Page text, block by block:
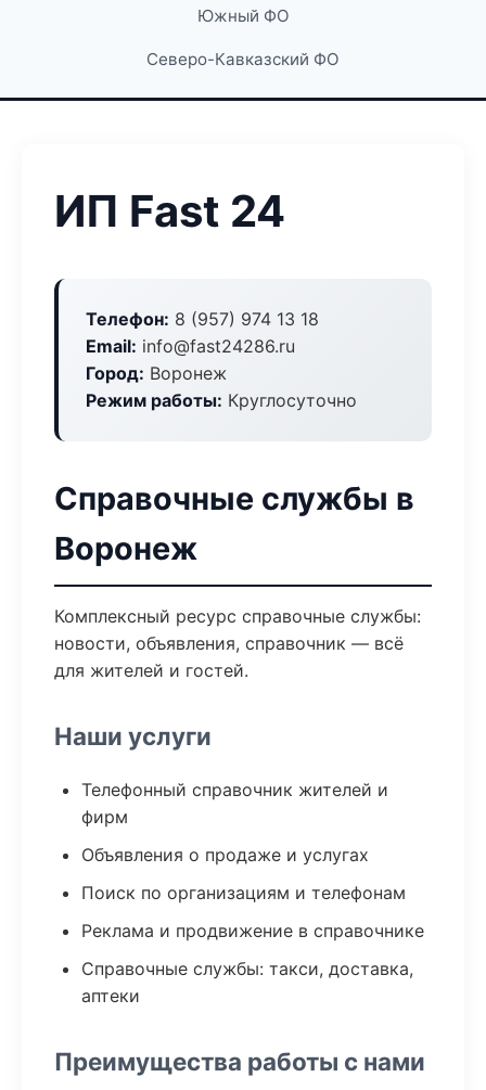
Южный ФО
Северо-Кавказский ФО
ИП Fast 24
Телефон: 8 (957) 974 13 18
Email: info@fast24286.ru
Город: Воронеж
Режим работы: Круглосуточно
Справочные службы в
Воронеж
Комплексный ресурс справочные службы:
новости, объявления, справочник — всё
для жителей и гостей.
Наши услуги
Телефонный справочник жителей и
фирм
Объявления о продаже и услугах
Поиск по организациям и телефонам
Реклама и продвижение в справочнике
Справочные службы: такси, доставка,
аптеки
Преимущества работы с нами